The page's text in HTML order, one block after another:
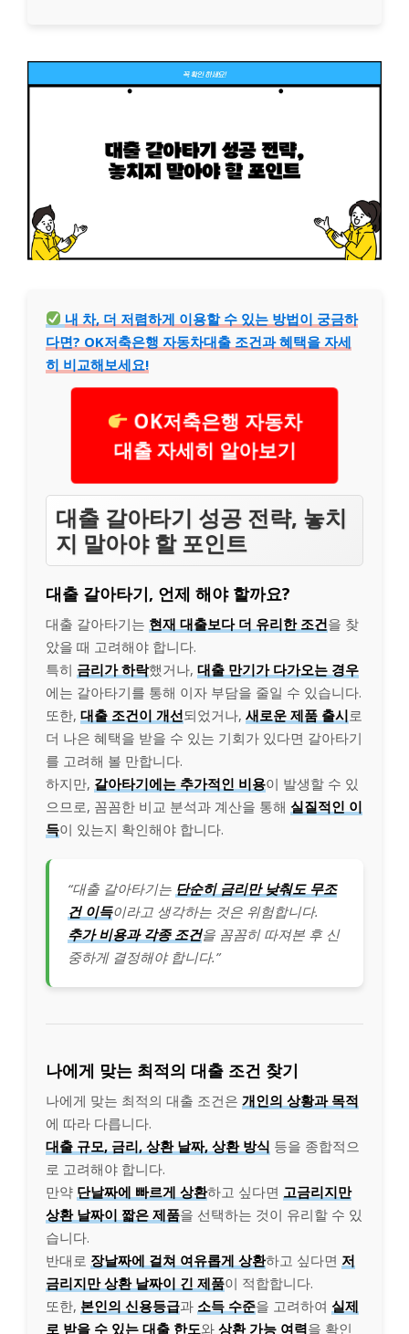
내 차, 더 저렴하게 이용할 수 있는 방법이 궁금하
다면? OK저축은행 자동차대출 조건과 혜택을 자세
히 비교해보세요!
OK저축은행 자동차
대출 자세히 알아보기
대출 갈아타기 성공 전략, 놓치
지 말아야 할 포인트
대출 갈아타기, 언제 해야 할까요?
대출 갈아타기는 현재 대출보다 더 유리한 조건을 찾
았을 때 고려해야 합니다.
특히 금리가 하락했거나, 대출 만기가 다가오는 경우
에는 갈아타기를 통해 이자 부담을 줄일 수 있습니다.
또한, 대출 조건이 개선되었거나, 새로운 제품 출시로
더 나은 혜택을 받을 수 있는 기회가 있다면 갈아타기
를 고려해 볼 만합니다.
하지만, 갈아타기에는 추가적인 비용이 발생할 수 있
으므로, 꼼꼼한 비교 분석과 계산을 통해 실질적인 이
득이 있는지 확인해야 합니다.
“대출 갈아타기는 단순히 금리만 낮춰도 무조
건 이득이라고 생각하는 것은 위험합니다.
추가 비용과 각종 조건을 꼼꼼히 따져본 후 신
중하게 결정해야 합니다.”
나에게 맞는 최적의 대출 조건 찾기
나에게 맞는 최적의 대출 조건은 개인의 상황과 목적
에 따라 다릅니다.
대출 규모, 금리, 상환 날짜, 상환 방식 등을 종합적으
로 고려해야 합니다.
만약 단날짜에 빠르게 상환하고 싶다면 고금리지만
상환 날짜이 짧은 제품을 선택하는 것이 유리할 수 있
습니다.
반대로 장날짜에 걸쳐 여유롭게 상환하고 싶다면 저
금리지만 상환 날짜이 긴 제품이 적합합니다.
또한, 본인의 신용등급과 소득 수준을 고려하여 실제
로 받을 수 있는 대출 한도와 상환 가능 여력을 확인